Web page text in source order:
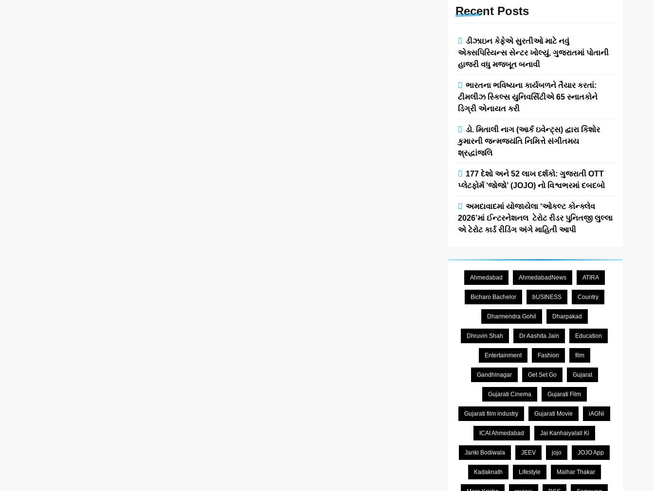
Recent Posts
ડીઝાઇન કેફેએ સુરતીઓ માટે નવું
એક્સપિરિયન્સ સેન્ટર ખોલ્યું, ગુજરાતમાં પોતાની
હાજરી વધુ મજબૂત બનાવી
ભારતના ભવિષ્યના કાર્યબળને તૈયાર કરતાં:
ટીમલીઝ સ્કિલ્સ યુનિવર્સિટીએ 65 સ્નાતકોને
ડિગ્રી એનાયત કરી
ડો. મિતાલી નાગ (આર્ક ઇવેન્ટ્સ) દ્વારા કિશોર
કુમારની જન્મજયંતિ નિમિત્તે સંગીતમય
શ્રદ્ધાંજલિ
177 દેશો અને 52 લાખ દર્શકો: ગુજરાતી OTT
પ્લેટફોર્મ ‘જોજો’ (JOJO) નો વિશ્વભરમાં દબદબો
અમદાવાદમાં યોજાયેલા ‘ઓકલ્ટ કોન્ક્લેવ
2026’માં ઈન્ટરનેશનલ ટેરોટ રીડર પુનિતજી લુલ્લા
એ ટેરોટ કાર્ડ રીડિંગ અંગે માહિતી આપી
Ahmedabad AhmedabadNews ATIRA
Bicharo Bachelor bUSINESS Country
Dharmendra Gohil Dharpakad
Dhruvin Shah Dr Aashita Jain Education
Entertainment Fashion film
Gandhinagar Get Set Go Gujarat
Gujarati Cinema Gujarati Film
Gujarati film industry Gujarati Movie iAGNi
ICAI Ahmedabad Jai Kanhaiyalall Ki
Janki Bodiwala JEEV jojo JOJO App
Kadaknath Lifestyle Malhar Thakar